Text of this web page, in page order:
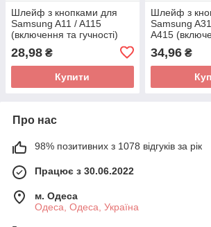
Шлейф з кнопками для
Samsung A11 / A115
(включення та гучності)
28,98 ₴
Купити
Шлейф з
Samsung
A415
34,96₴
Про нас
98% позитивних з 1078 відгуків за рік
Працює з 30.06.2022
м. Одеса
Одеса, Одеса, Україна